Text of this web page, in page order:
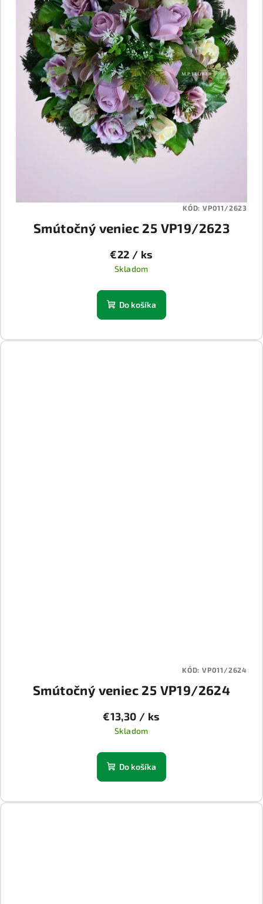
Smútočný veniec 25 VP19/2623
€22 / ks
Skladom
Do košíka
KÓD: VP011/2623
Smútočný veniec 25 VP19/2624
€13,30 / ks
Skladom
Do košíka
KÓD: VP011/2624